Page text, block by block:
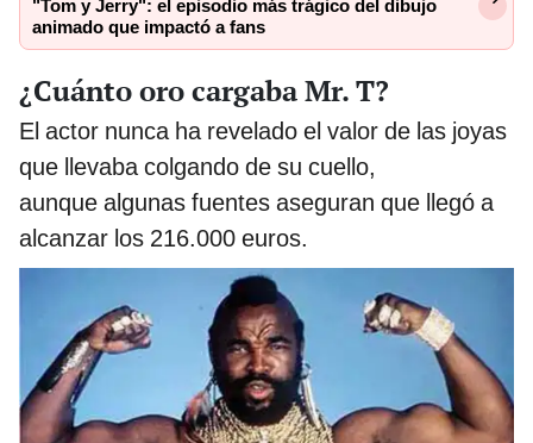
"Tom y Jerry": el episodio más trágico del dibujo
animado que impactó a fans
¿Cuánto oro cargaba Mr. T?
El actor nunca ha revelado el valor de las joyas
que llevaba colgando de su cuello,
aunque algunas fuentes aseguran que llegó a
alcanzar los 216.000 euros.